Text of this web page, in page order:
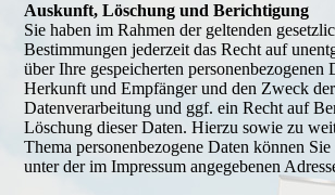
Auskunft, Löschung und Berichtigung
Sie haben im Rahmen der geltenden
Bestimmungen jederzeit das Recht auf
über Ihre gespeicherten personenbezogenen
Herkunft und Empfänger und den Zweck der
Datenverarbeitung und ggf. ein Recht auf
Löschung dieser Daten. Hierzu sowie zu
Thema personenbezogene Daten können
unter der im Impressum angegebenen